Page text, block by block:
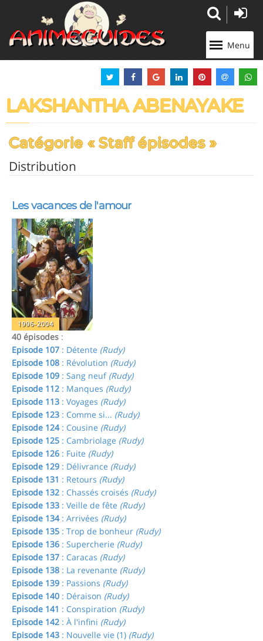
Menu
LAKSHANTHA ABENAYAKE
Catégorie « Staff épisodes »
Distribution
Les vacances de l'amour
1996-2004
40 épisodes :
Episode 107 : Détente (Rudy)
Episode 108 : Révolution (Rudy)
Episode 109 : Sang neuf(Rudy)
Episode 112 : Manques (Rudy)
Episode 113 : Voyages (Rudy)
Episode 123 : Comme si... (Rudy)
Episode 124: Cousine (Rudy)
Episode 125 : Cambriolage (Rudy)
Episode 126 : Fuite (Rudy)
Episode 129 : Délivrance (Rudy)
Episode 131 : Retours (Rudy)
Episode 132 : Chassés croisés (Rudy)
Episode 133 : Veille de fête (Rudy)
Episode 134: Arrivées (Rudy)
Episode 135 : Trop de bonheur (Rudy)
Episode 136 : Supercherie (Rudy)
Episode 137 : Caracas (Rudy)
Episode 138 : La revenante (Rudy)
Episode 139 : Passions (Rudy)
Episode 140 : Déraison (Rudy)
Episode 141 : Conspiration (Rudy)
Episode 142 : À l'infini (Rudy)
Episode 143 : Nouvelle vie (1) (Rudy)
Panneau de gestion des cookies